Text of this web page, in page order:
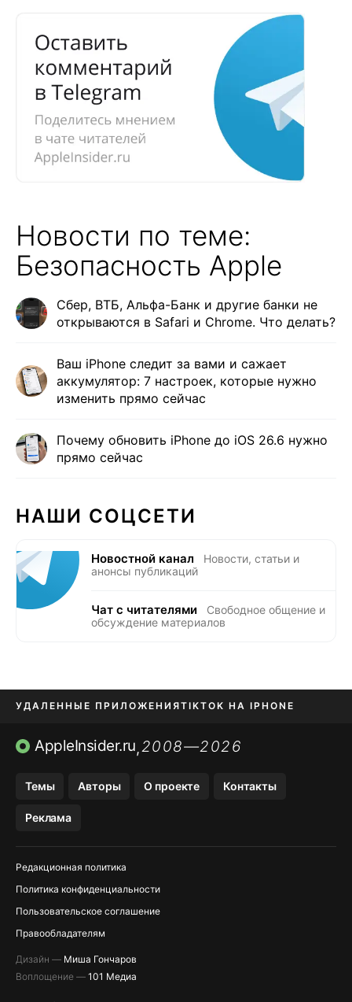
Новости по теме:
Безопасность Apple
Сбер, ВТБ, Альфа-Банк и другие банки не
открываются в Safari и Сhrome. Что делать?
Ваш iPhone следит за вами и сажает
аккумулятор: 7 настроек, которые нужно
изменить прямо сейчас
Почему обновить iPhone до iOS 26.6 нужно
прямо сейчас
НАШИ СОЦСЕТИ
Новостной канал
Новости, статьи и
анонсы публикаций
Чат с читателями
Свободное общение и
обсуждение материалов
УДАЛЕННЫЕ ПРИЛОЖЕНИЯTIKTOK НА IPHONE
ПРИЛОЖЕНИЯ БЕЗ APP STORE
AppleInsider.ru,2008—2026
Темы Авторы О проекте Контакты
Реклама
Редакционная политика
Политика конфиденциальности
Пользовательское соглашение
Правообладателям
Дизайн — Миша Гончаров
Воплощение — 101 Медиа